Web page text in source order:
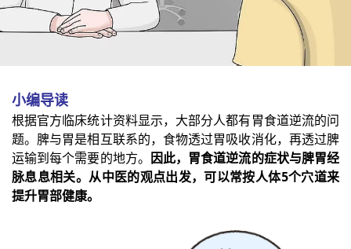
小编导读
根据官方临床统计资料显示，大部分人都有胃食道逆流的问
题。脾与胃是相互联系的，食物透过胃吸收消化，再透过脾
运输到每个需要的地方。 因此，胃食道逆流的症状与脾胃经
脉息息相关。从中医的观点出发，可以常按人体5个穴道来
提升胃部健康。